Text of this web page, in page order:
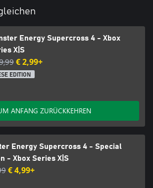
Energy Supercross 4 - Xbox
X|S
€ 2,99+
EDITION
ANFANG ZURÜCKKEHREN
Energy Supercross 4 - Special
- Xbox Series X|S
€ 4,99+